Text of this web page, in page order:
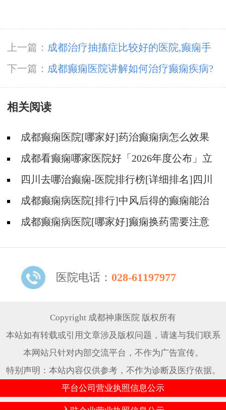
上一篇： 成都治疗抽搐症比较好的医院,癫痫手
术治疗要多少钱
下一篇： 成都癫痫医院讲解如何治疗癫痫疾病?
相关阅读
成都癫痫医院[哪家好]药治癫痫病怎么效果
好?成都看癫痫哪家医院好「2026年度公布」立
冬后癫痫病人应多注意什么?
四川去哪治癫痫-医院排行榜[详细排名]四川
哪儿能有效治疗癫痫?
成都癫痫病医院[排行]中风后得的癫痫能治
吗
成都癫痫病医院[哪家好]癫痫换药需要注意
医院电话： 028-61197977
Copyright 成都神康医院 版权所有
本站如有转载或引用文章涉及版权问题，请速与我们联系
本网站只针对内部交流平台，不作为广告宣传。
特别声明：本站内容仅供参考，不作为诊断及医疗依据。
平台公司营业执照信息公示